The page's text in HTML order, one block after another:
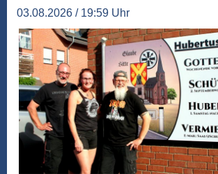
03.08.2026 / 19:59 Uhr